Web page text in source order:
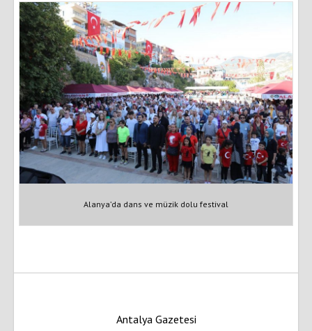
Alanya’da dans ve müzik dolu festival
Antalya Gazetesi